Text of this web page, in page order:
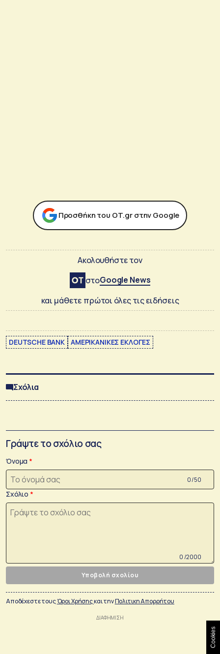
Προσθήκη του ΟΤ.gr στην Google
Ακολουθήστε τον
στοGoogle News
και μάθετε πρώτοι όλες τις ειδήσεις
DEUTSCHE BANK ΑΜΕΡΙΚΑΝΙΚΕΣ ΕΚΛΟΓΕΣ
Σχόλια
Γράψτε το σχόλιο σας
Όνομα
0 /50
Σχόλιο
0 /2000
Υποβολή σχολίου
Αποδέχεστε τουςΌροι Χρήσηςκαι τηνΠολιτικη Απορρήτου
Cookies